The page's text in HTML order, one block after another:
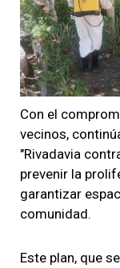
Con el
vecinos,
"Rivadavia
prevenir la
garantizar
comunidad.
Este plan, que